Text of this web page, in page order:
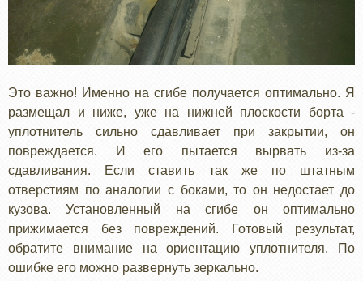
Это важно! Именно на сгибе получается оптимально. Я
размещал и ниже, уже на нижней плоскости борта -
уплотнитель сильно сдавливает при закрытии, он
повреждается. И его пытается вырвать из-за
сдавливания. Если ставить так же по штатным
отверстиям по аналогии с боками, то он недостает до
кузова. Установленный на сгибе он оптимально
прижимается без повреждений. Готовый результат,
обратите внимание на ориентацию уплотнителя. По
ошибке его можно развернуть зеркально.